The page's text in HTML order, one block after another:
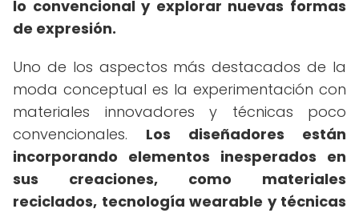
lo convencional y explorar nuevas formas
de expresión.
Uno de los aspectos más destacados de la
moda conceptual es la experimentación con
materiales innovadores y técnicas poco
convencionales. Los diseñadores están
incorporando elementos inesperados en
sus creaciones, como materiales
reciclados, tecnología wearable y técnicas